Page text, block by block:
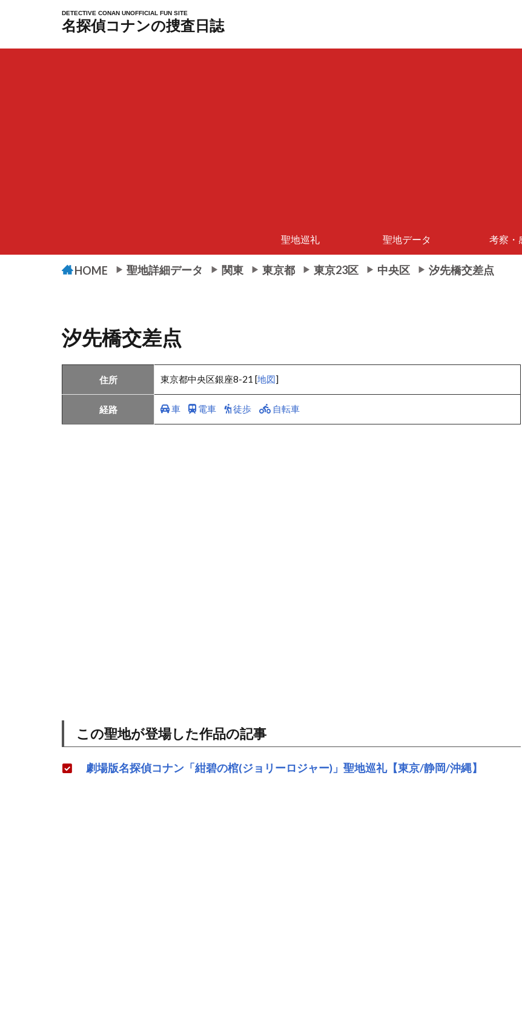
DETECTIVE CONAN UNOFFICIAL FUN SITE
名探偵コナンの捜査日誌
聖地巡礼 聖地データ 考察・
HOME 聖地詳細データ 関東 東京都 東京23区 中央区 汐先橋交差点
汐先橋交差点
住所 東京都中央区銀座8-21 [地図]
経路 車 電車 徒歩 自転車
この聖地が登場した作品の記事
劇場版名探偵コナン「紺碧の棺(ジョリーロジャー)」聖地巡礼【東京/静岡/沖縄】